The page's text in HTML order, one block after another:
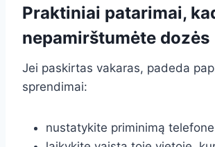
Praktiniai patarimai,
nepamirštumėte dozės
Jei paskirtas vakaras, padeda
sprendimai:
nustatykite priminimą telefone